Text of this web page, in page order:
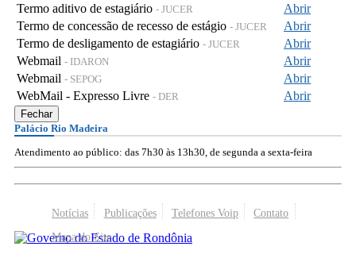
Termo aditivo de estagiário - JUCER
Abrir
Termo de concessão de recesso de estágio - JUCER
Abrir
Termo de desligamento de estagiário - JUCER
Abrir
Webmail - IDARON
Abrir
Webmail - SEPOG
Abrir
WebMail - Expresso Livre - DER Abrir
Fechar
Palácio Rio Madeira
Atendimento ao público: das 7h30 às 13h30, de segunda a sexta-feira
Notícias Publicações Telefones Voip
Contato
Mapa do Site